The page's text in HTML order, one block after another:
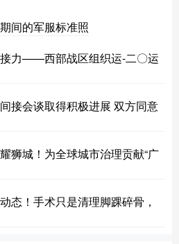
间的军服标准照
力——西部战区组织运-二〇运
接会谈取得积极进展 双方同意
狮城！为全球城市治理贡献“广
态！手术只是清理脚踝碎骨，